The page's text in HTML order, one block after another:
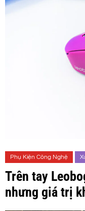
Phụ Kiện Công Nghệ
Trên tay
nhưng giá trị